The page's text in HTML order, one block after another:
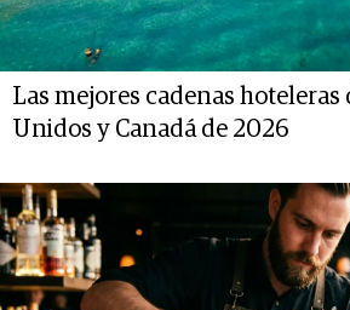
Las mejores cadenas hoteleras
Unidos y Canadá de 2026